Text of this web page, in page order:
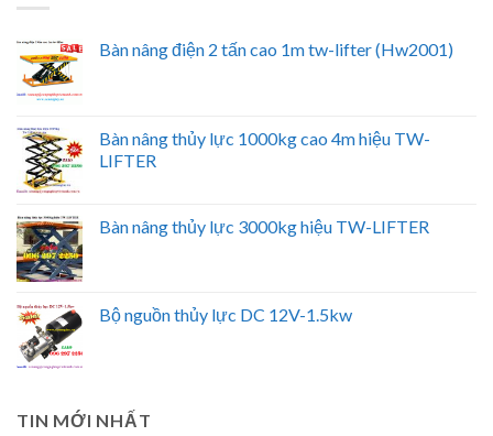
Bàn nâng điện 2 tấn cao 1m tw-lifter (Hw2001)
Bàn nâng thủy lực 1000kg cao 4m hiệu TW-
LIFTER
Bàn nâng thủy lực 3000kg hiệu TW-LIFTER
Bộ nguồn thủy lực DC 12V-1.5kw
TIN MỚI NHẤT